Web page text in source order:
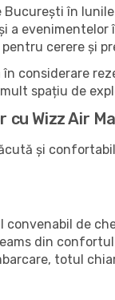
în
a
cerere și
considerare
spațiu de
Wizz Air
și
de
din
totul